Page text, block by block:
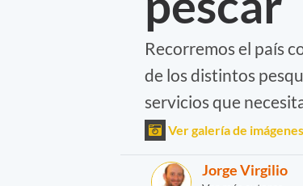
Recorremos el país
de los distintos
servicios que
Ver galería de imágenes
Jorge Virgilio